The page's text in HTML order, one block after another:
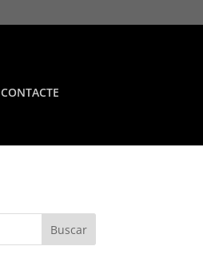
CONTACTE